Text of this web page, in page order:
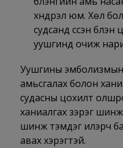
хүндрэл юм. Хөл
судсанд үүссэн
уушгинд очиж
Уушгины эмболизмын
амьсгалах болон
судасны цохилт
ханиалгах зэрэг
шинж тэмдэг илэрч
авах хэрэгтэй.